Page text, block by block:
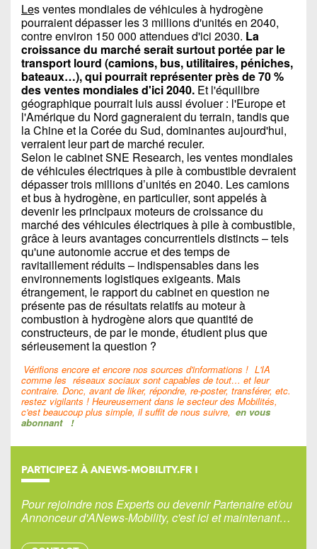
Les ventes mondiales de véhicules à hydrogène
pourraient dépasser les 3 millions d'unités en 2040,
contre environ 150 000 attendues d'ici 2030. La
croissance du marché serait surtout portée par le
transport lourd (camions, bus, utilitaires, péniches,
bateaux…), qui pourrait représenter près de 70 %
des ventes mondiales d'ici 2040. Et l'équilibre
géographique pourrait luis aussi évoluer : l'Europe et
l'Amérique du Nord gagneraient du terrain, tandis que
la Chine et la Corée du Sud, dominantes aujourd'hui,
verraient leur part de marché reculer.
Selon le cabinet SNE Research, les ventes mondiales
de véhicules électriques à pile à combustible devraient
dépasser trois millions d’unités en 2040. Les camions
et bus à hydrogène, en particulier, sont appelés à
devenir les principaux moteurs de croissance du
marché des véhicules électriques à pile à combustible,
grâce à leurs avantages concurrentiels distincts – tels
qu'une autonomie accrue et des temps de
ravitaillement réduits – indispensables dans les
environnements logistiques exigeants. Mais
étrangement, le rapport du cabinet en question ne
présente pas de résultats relatifs au moteur à
combustion à hydrogène alors que quantité de
constructeurs, de par le monde, étudient plus que
sérieusement la question ?
Vérifions encore et encore nos sources d'informations ! L'IA
comme les réseaux sociaux sont capables de tout… et leur
contraire. Donc, avant de liker, répondre, re-poster, transférer, etc.
restez vigilants ! Heureusement dans le secteur des Mobilités,
c'est beaucoup plus simple, il suffit de nous suivre, en vous
abonnant !
PARTICIPEZ À ANEWS-MOBILITY.FR !
Pour rejoindre nos Experts ou devenir Partenaire et/ou
Annonceur d'ANews-Mobility, c'est ici et maintenant…